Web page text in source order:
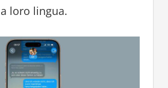
loro lingua.